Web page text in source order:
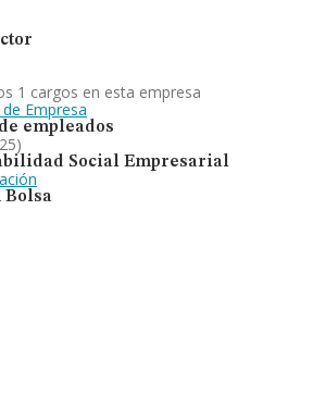
1 cargos en esta empresa
Empresa
empleados
Social Empresarial
Bolsa